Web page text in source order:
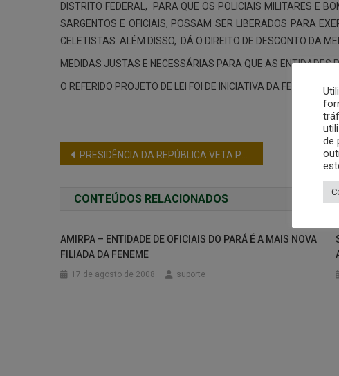
DISTRITO FEDERAL, PARA QUE OS POLICIAIS MILITARES E
SARGENTOS E OFICIAIS, POSSAM SER LIBERADOS PARA
CELETISTAS. ALÉM DISSO, DÁ O DIREITO DE DESCONTO DA
MEDIDAS JUSTAS E NECESSÁRIAS PARA QUE AS ENTIDADES
O REFERIDO PROJETO DE LEI FOI DE INICIATIVA DA FENEME,
PRESIDÊNCIA DA REPÚBLICA VETA PL QUE “dispõe sobre a profissão de Bombeiro Civil e dá outras providências”, para substituir a expressão “Bombeiro Civil” por “Brigadista Particular”.
CONTEÚDOS RELACIONADOS
AMIRPA – ENTIDADE DE OFICIAIS DO PARÁ É A MAIS NOVA
FILIADA DA FENEME
17 de agosto de 2008 suporte
de